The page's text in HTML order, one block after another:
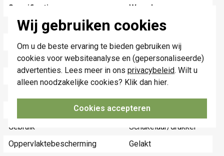
Wij gebruiken cookies
Om u de beste ervaring te bieden gebruiken wij
cookies voor websiteanalyse en (gepersonaliseerde)
advertenties. Lees meer in ons privacybeleid. Wilt u
alleen noodzakelijke cookies? Klik dan hier.
Cookies accepteren
Specificatie
Waarde
Kleur
Wit
Breedte
45 Millimeter (mm)
Model
Enkele drukker
Halogeenvrij
Ja
12 Millimeter (mm)
Gebruik
Schakelaar/drukker
Oppervlaktebescherming
Gelakt